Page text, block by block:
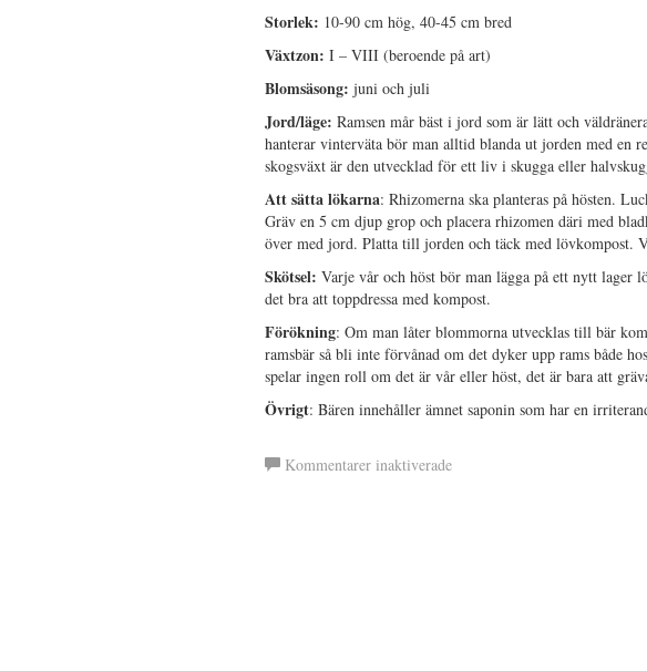
Storlek: 10-90 cm hög, 40-45 cm bred
Växtzon: I – VIII (beroende på art)
Blomsäsong: juni och juli
Jord/läge: Ramsen mår bäst i jord som är lätt och
hanterar vinterväta bör man alltid blanda ut jorden med en
skogsväxt är den utvecklad för ett liv i skugga eller
Att sätta lökarna: Rhizomerna ska planteras på hösten.
Gräv en 5 cm djup grop och placera rhizomen däri med
över med jord. Platta till jorden och täck med lövkompost.
Skötsel: Varje vår och höst bör man lägga på ett nytt lager
det bra att toppdressa med kompost.
Förökning: Om man låter blommorna utvecklas till bär
ramsbär så bli inte förvånad om det dyker upp rams både
spelar ingen roll om det är vår eller höst, det är bara att
Övrigt: Bären innehåller ämnet saponin som har en
Kommentarer inaktiveradeför